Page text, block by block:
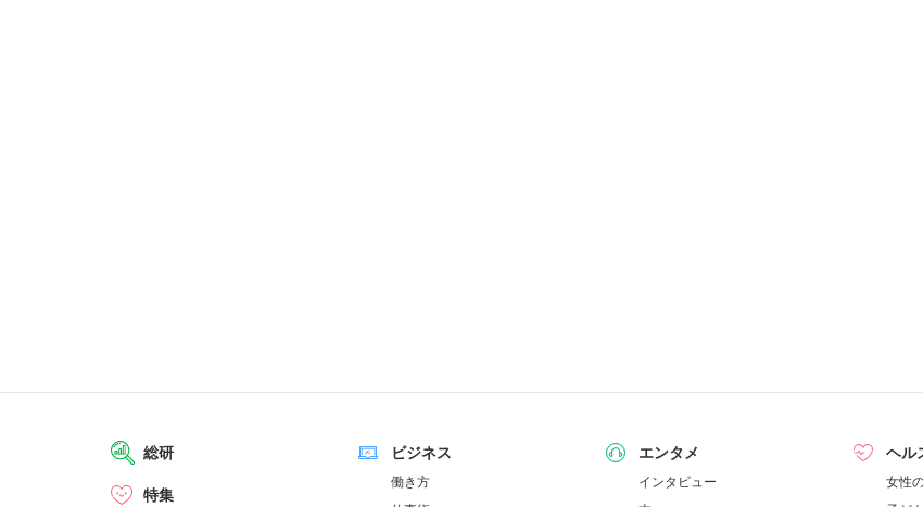
総研
特集
ビジネス
働き方
エンタメ
インタビュー
ヘル
女性